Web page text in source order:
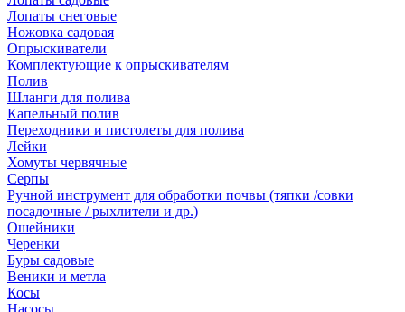
Лопаты снеговые
Ножовка садовая
Опрыскиватели
Комплектующие к опрыскивателям
Полив
Шланги для полива
Капельный полив
Переходники и пистолеты для полива
Лейки
Хомуты червячные
Серпы
Ручной инструмент для обработки почвы (тяпки /совки
посадочные / рыхлители и др.)
Ошейники
Черенки
Буры садовые
Веники и метла
Косы
Насосы